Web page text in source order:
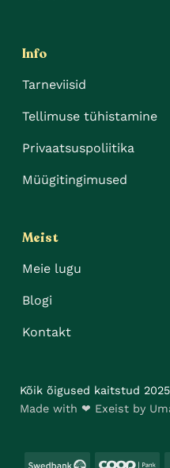
Info
Tarneviisid
Tellimuse tühistamine
Privaatsuspoliitika
Müügitingimused
Meist
Meie lugu
Blogi
Kontakt
Kõik õigused kaitstud
Made with ❤ Exeist by
Swedbank